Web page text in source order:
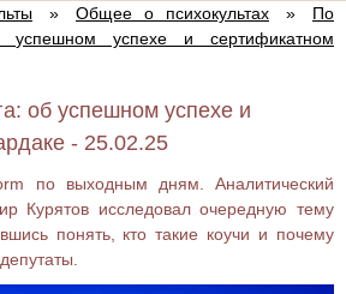
» Общее о психокультах »
По
успешном успехе и сертификатном
об успешном успехе и
- 25.02.25
по выходным дням. Аналитический
Курятов исследовал очередную тему
понять, кто такие коучи и почему